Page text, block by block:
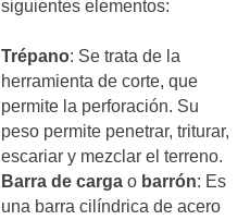
siguientes elementos:
Trépano: Se trata de la
herramienta de corte, que
permite la perforación. Su
peso permite penetrar, triturar,
escariar y mezclar el terreno.
Barra de carga o barrón: Es
una barra cilíndrica de acero